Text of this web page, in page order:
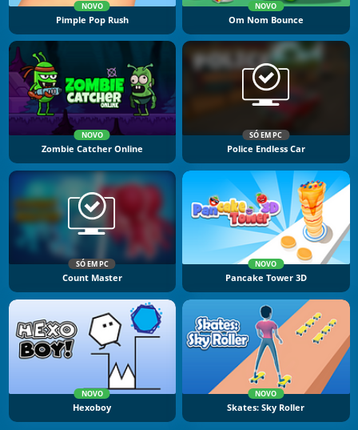
NOVO
Pimple Pop Rush
NOVO
Om Nom Bounce
NOVO
Zombie Catcher Online
SÓ EM PC
Police Endless Car
SÓ EM PC
Count Master
NOVO
Pancake Tower 3D
NOVO
Hexoboy
NOVO
Skates: Sky Roller